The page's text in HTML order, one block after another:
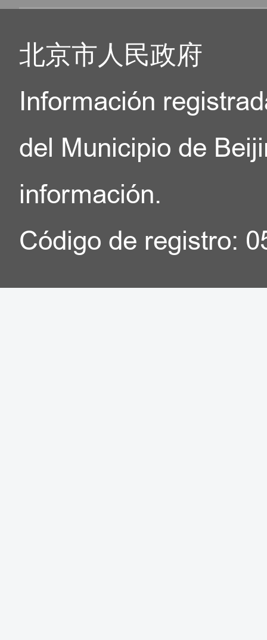
北京市人民政府
Información
del Municipio de
información.
Código de registro: